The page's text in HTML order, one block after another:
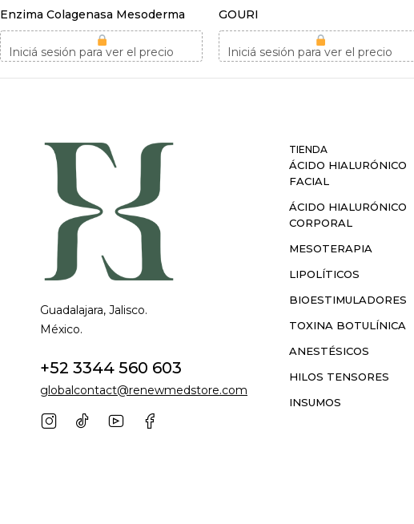
Enzima Colagenasa Mesoderma
Iniciá sesión para ver el precio
GOURI
Iniciá sesión para ver el precio
Guadalajara, Jalisco.
México.
+52 3344 560 603
globalcontact@renewmedstore.com
TIENDA
ÁCIDO HIALURÓNICO
FACIAL
ÁCIDO HIALURÓNICO
CORPORAL
MESOTERAPIA
LIPOLÍTICOS
BIOESTIMULADORES
TOXINA BOTULÍNICA
ANESTÉSICOS
HILOS TENSORES
INSUMOS